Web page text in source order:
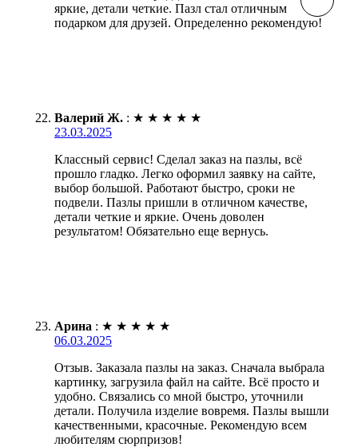
яркие, детали четкие. Пазл стал отличным
подарком для друзей. Определенно рекомендую!
Валерий Ж. : ★ ★ ★ ★ ★
23.03.2025
Классный сервис! Сделал заказ на пазлы, всё
прошло гладко. Легко оформил заявку на сайте,
выбор большой. Работают быстро, сроки не
подвели. Пазлы пришли в отличном качестве,
детали четкие и яркие. Очень доволен
результатом! Обязательно еще вернусь.
Арина : ★ ★ ★ ★ ★
06.03.2025
Отзыв. Заказала пазлы на заказ. Сначала выбрала
картинку, загрузила файл на сайте. Всё просто и
удобно. Связались со мной быстро, уточнили
детали. Получила изделие вовремя. Пазлы вышли
качественными, красочные. Рекомендую всем
любителям сюрпризов!